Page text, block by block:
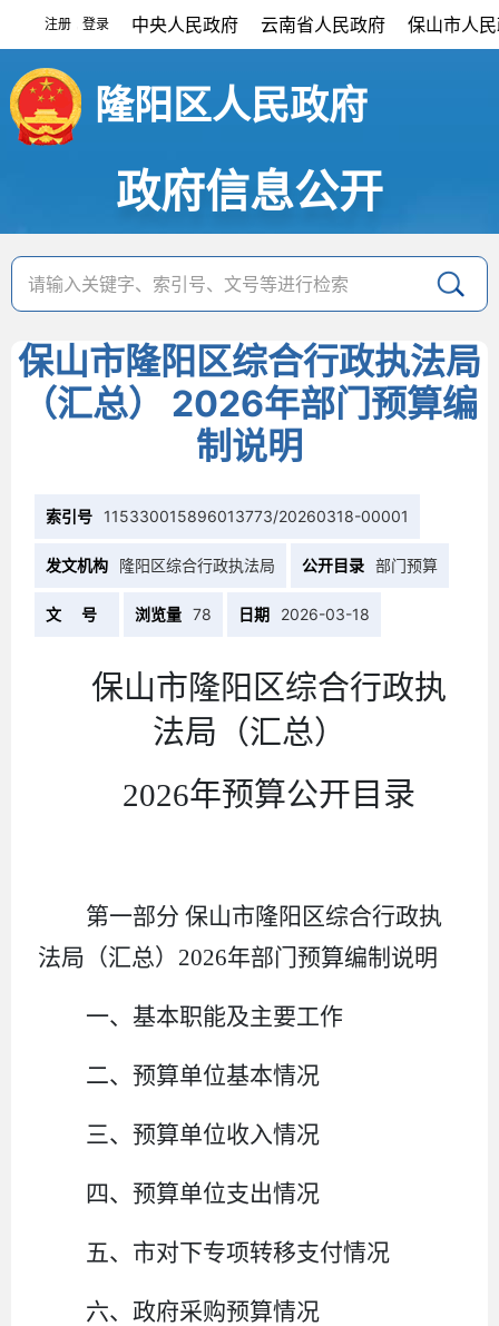
注册 登录 中央人民政府 云南省人民政府 保山市人
隆阳区人民政府
政府信息公开
保山市隆阳区综合行政执法局
（汇总） 2026年部门预算编
制说明
索引号 115330015896013773/20260318-00001
发文机构 隆阳区综合行政执法局 公开目录 部门预算
文 号 浏览量 78 日期 2026-03-18
保山市隆阳区综合行政执
法局（汇总）
2026年预算公开目录
第一部分 保山市隆阳区综合行政执
法局（汇总） 2026年部门预算编制说明
一、基本职能及主要工作
二、预算单位基本情况
三、预算单位收入情况
四、 预算单位支出情况
五、 市对下专项转移支付情况
六、 政府采购预算情况